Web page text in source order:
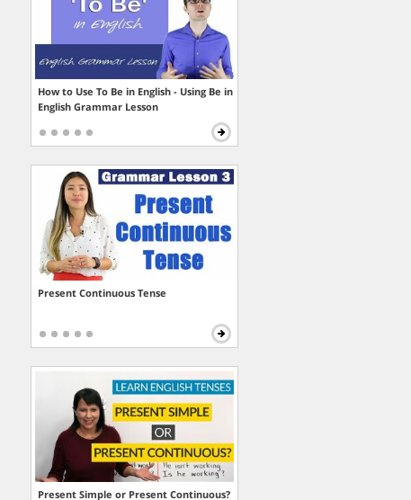
How to Use To Be in English - Using Be in
English Grammar Lesson
Present Continuous Tense
Present Simple or Present Continuous?